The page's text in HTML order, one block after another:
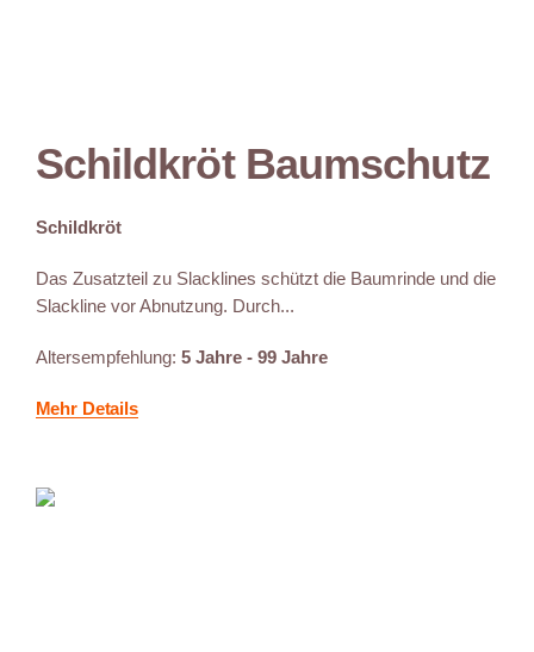
Schildkröt Baumschutz
Schildkröt
Das Zusatzteil zu Slacklines schützt die Baumrinde und die
Slackline vor Abnutzung. Durch...
Altersempfehlung: 5 Jahre - 99 Jahre
Mehr Details